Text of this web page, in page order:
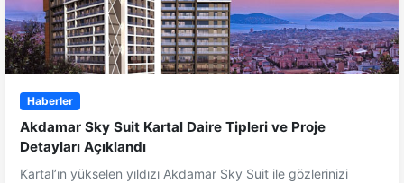
Haberler
Akdamar Sky Suit Kartal Daire Tipleri ve Proje
Detayları Açıklandı
Kartal’ın yükselen yıldızı Akdamar Sky Suit ile gözlerinizi